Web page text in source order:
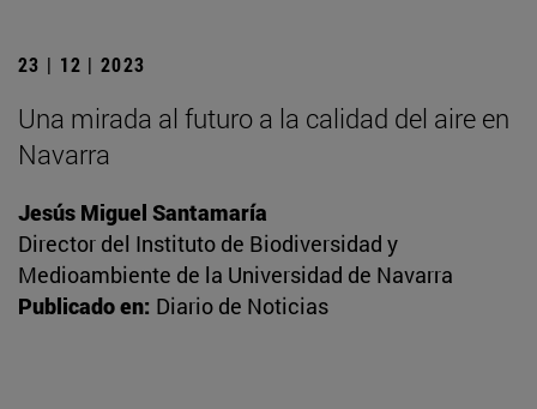
23 | 12 | 2023
Una mirada al futuro a la calidad del aire en
Navarra
Jesús Miguel Santamaría
Director del Instituto de Biodiversidad y
Medioambiente de la Universidad de Navarra
Publicado en: Diario de Noticias